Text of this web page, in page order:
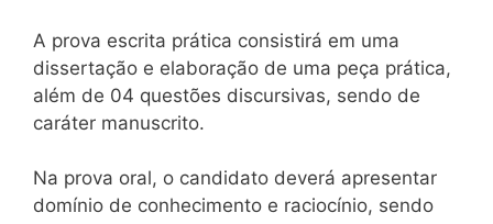
A prova escrita prática consistirá em uma
dissertação e elaboração de uma peça prática,
além de 04 questões discursivas, sendo de
caráter manuscrito.
Na prova oral, o candidato deverá apresentar
domínio de conhecimento e raciocínio, sendo